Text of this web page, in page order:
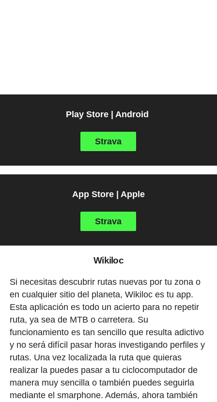
Play Store | Android
Strava
App Store | Apple
Strava
Wikiloc
Si necesitas descubrir rutas nuevas por tu zona o
en cualquier sitio del planeta, Wikiloc es tu app.
Esta aplicación es todo un acierto para no repetir
ruta, ya sea de MTB o carretera. Su
funcionamiento es tan sencillo que resulta adictivo
y no será difícil pasar horas investigando perfiles y
rutas. Una vez localizada la ruta que quieras
realizar la puedes pasar a tu ciclocomputador de
manera muy sencilla o también puedes seguirla
mediante el smarphone. Además, ahora también